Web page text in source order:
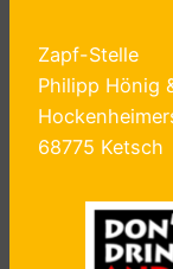
Zapf-Stelle
Philipp Hönig
68775 Ketsch